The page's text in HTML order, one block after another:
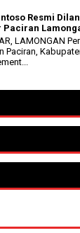
Resmi
Paciran
LAMONGAN
Paciran,